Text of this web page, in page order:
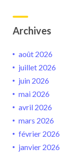
Archives
août 2026
juillet 2026
juin 2026
mai 2026
avril 2026
mars 2026
février 2026
janvier 2026